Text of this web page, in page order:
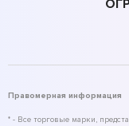
Правомерная информация
* - Все торговые марки,